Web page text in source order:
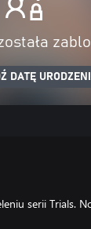
DATĘ
serii Trials.